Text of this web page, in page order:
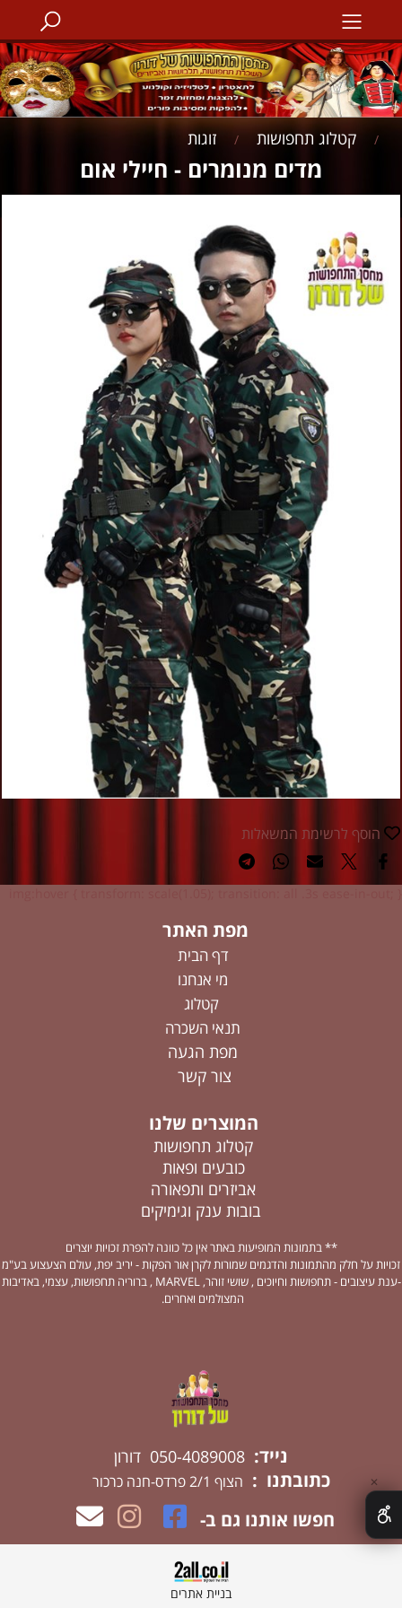
/ קטלוג תחפושות / זוגות
מדים מנומרים - חיילי אום
הוסף לרשימת המשאלות
מפת האתר
דף הבית
מי אנחנו
קטלוג
תנאי השכרה
מפת הגעה
צור קשר
המוצרים שלנו
קטלוג תחפושות
כובעים ופאות
אביזרים ותפאורה
בובות ענק וגימיקים
** בתמונות המופיעות באתר אין כל כוונה להפרת זכויות יוצרים
זכויות על חלק מהתמונות והדגמים שמורות לקרן אור הפקות - יריב יפת, עולם הצעצוע בע"מ
-ענת עיצובים - תחפושות וחיוכים , שושי זוהר, MARVEL , ברוריה תחפושות, עצמי, באדיבות
המצולמים ואחרים.
נייד: 050-4089008 דורון
כתובתנו : הצוף 2/1 פרדס-חנה כרכור
חפשו אותנו גם ב-
בניית אתרים
✕